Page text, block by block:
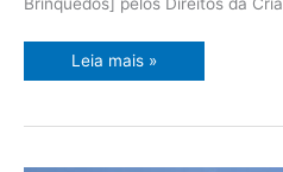
Brinquedos] pelos Direitos da
Leia mais »